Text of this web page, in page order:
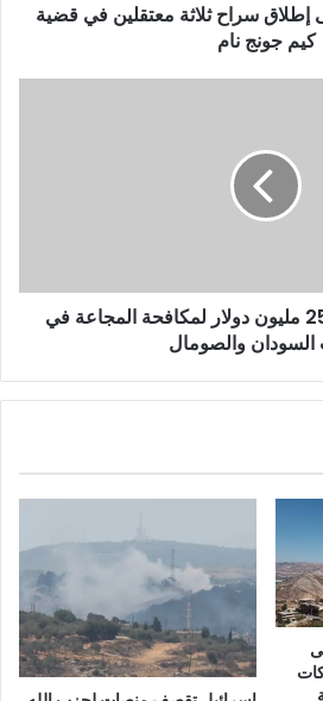
إطلاق سراح ثلاثة معتقلين في قضية
كيم جونج نام
بريطانيا تتعهد بدفع 250 مليون دولار لمكافحة المجاعة في
والصومال